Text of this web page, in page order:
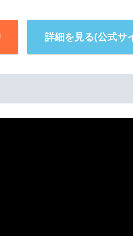
詳細を見る(公式サ